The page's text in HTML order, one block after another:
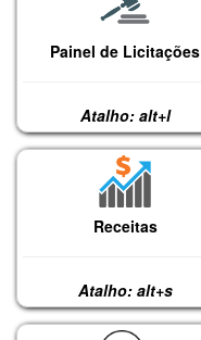
Painel de Licitações
Atalho: alt+l
Receitas
Atalho: alt+s